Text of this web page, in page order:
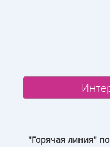
"Горячая линия"